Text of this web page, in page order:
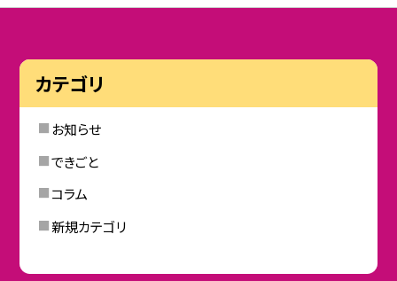
カテゴリ
お知らせ
できごと
コラム
新規カテゴリ